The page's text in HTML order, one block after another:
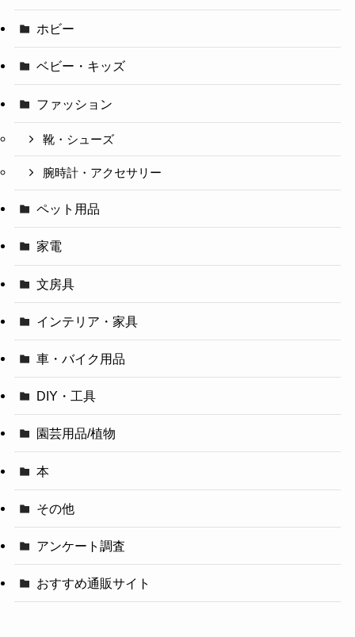
ホビー
ベビー・キッズ
ファッション
靴・シューズ
腕時計・アクセサリー
ペット用品
家電
文房具
インテリア・家具
車・バイク用品
DIY・工具
園芸用品/植物
本
その他
アンケート調査
おすすめ通販サイト